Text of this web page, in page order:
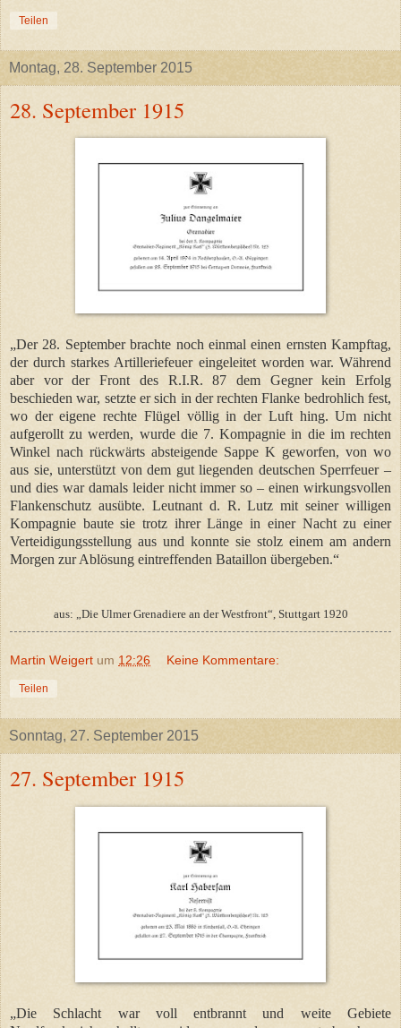
Teilen
Montag, 28. September 2015
28. September 1915
„Der 28. September brachte noch einmal einen ernsten Kampftag,
der durch starkes Artilleriefeuer eingeleitet worden war. Während
aber vor der Front des R.I.R. 87 dem Gegner kein Erfolg
beschieden war, setzte er sich in der rechten Flanke bedrohlich fest,
wo der eigene rechte Flügel völlig in der Luft hing. Um nicht
aufgerollt zu werden, wurde die 7. Kompagnie in die im rechten
Winkel nach rückwärts absteigende Sappe K geworfen, von wo
aus sie, unterstützt von dem gut liegenden deutschen Sperrfeuer –
und dies war damals leider nicht immer so – einen wirkungsvollen
Flankenschutz ausübte. Leutnant d. R. Lutz mit seiner willigen
Kompagnie baute sie trotz ihrer Länge in einer Nacht zu einer
Verteidigungsstellung aus und konnte sie stolz einem am andern
Morgen zur Ablösung eintreffenden Bataillon übergeben.“
aus: „Die Ulmer Grenadiere an der Westfront“, Stuttgart 1920
Martin Weigert um 12:26 Keine Kommentare:
Teilen
Sonntag, 27. September 2015
27. September 1915
„Die Schlacht war voll entbrannt und weite Gebiete